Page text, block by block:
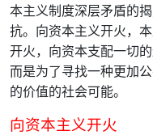
本主义制度深层矛盾的
抗。向资本主义开火，
开火，向资本支配一切
而是为了寻找一种更加
的价值的社会可能。
向资本主义开火